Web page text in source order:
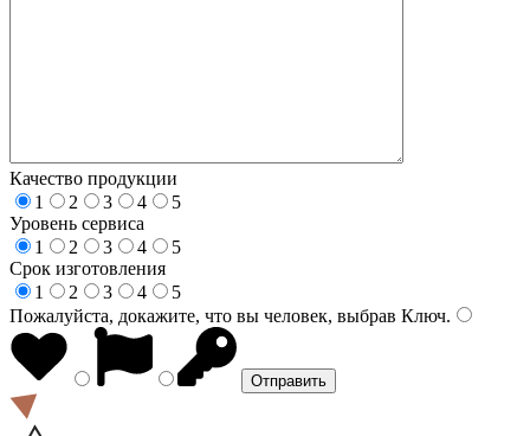
Качество продукции
1
2 3 4
5
Уровень сервиса
1
2 3 4
5
Срок изготовления
1
2 3 4
5
Пожалуйста, докажите, что вы человек, выбрав Ключ.